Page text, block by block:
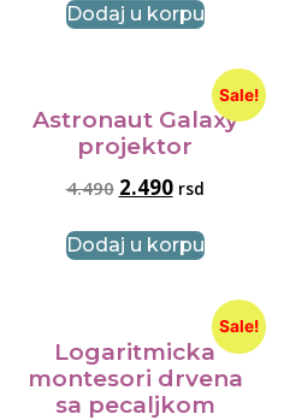
Dodaj u korpu
Sale!
Astronaut Galaxy
projektor
4.490 2.490 rsd
Dodaj u korpu
Sale!
Logaritmicka
montesori drvena
sa pecaljkom